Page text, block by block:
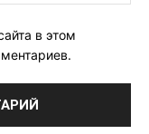
в этом